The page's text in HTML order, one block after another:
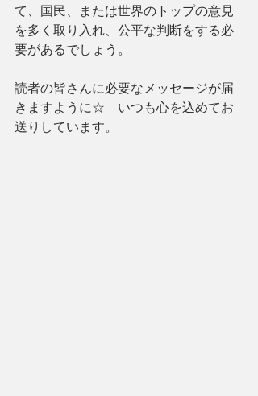
て、国民、または世界のトップの意見
を多く取り入れ、公平な判断をする必
要があるでしょう。
読者の皆さんに必要なメッセージが届
きますように☆　いつも心を込めてお
送りしています。